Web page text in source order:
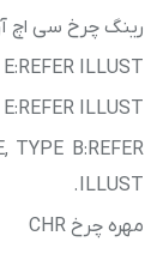
رینگ چرخ سی اچ
ILLUST.
ILLUST.
TYPE B:REFER
ILLUST.
مهره چرخ CHR